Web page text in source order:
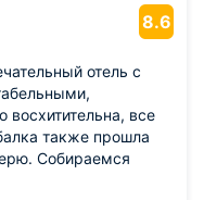
8.6
отель с
все
также прошла
Собираемся